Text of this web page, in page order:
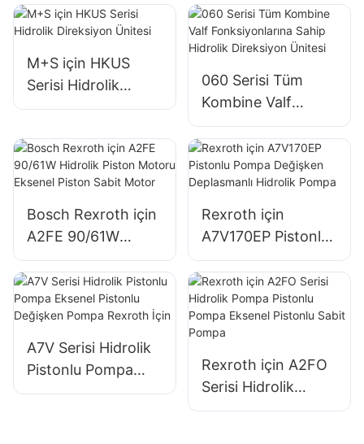
Direksiyon Ünitesi
Direksiyon Ünitesi
M+S için HKUS
Serisi Hidrolik
Direksiyon Ünitesi
060 Serisi Tüm
Kombine Valf
Fonksiyonlarına
Sahip Hidrolik
Direksiyon Ünitesi
Bosch Rexroth için
A2FE 90/61W
Hidrolik Piston
Motoru Eksenel
Piston Sabit Motor
Rexroth için
A7V170EP Pistonlu
Pompa Değişken
Deplasmanlı
Hidrolik Pompa
A7V Serisi Hidrolik
Pistonlu Pompa
Eksenel Pistonlu
Rexroth için A2FO
Serisi Hidrolik
Pompa Pistonlu